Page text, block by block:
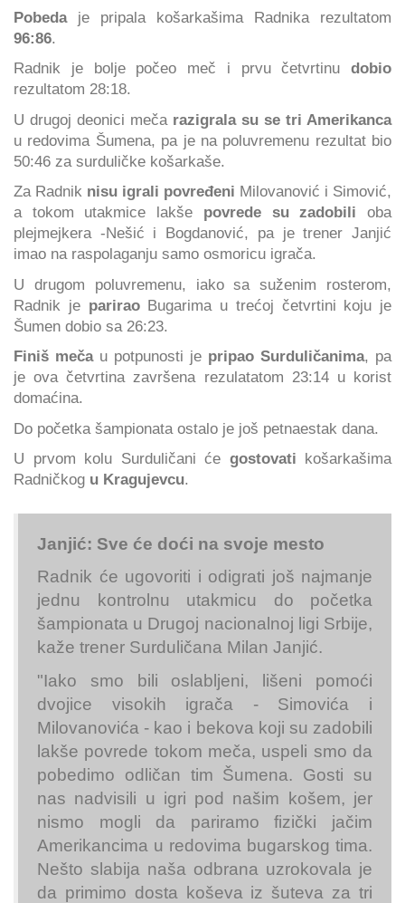
Pobedaje pripala košarkašima Radnika rezultatom
96:86.
Radnik je bolje počeo meč i prvu četvrtinu dobio
rezultatom 28:18.
U drugoj deonici meča razigrala su se tri Amerikanca
u redovima Šumena, pa je na poluvremenu rezultat bio
50:46 za surduličke košarkaše.
Za Radnik nisu igrali povređeni Milovanović i Simović,
a tokom utakmice lakše povrede su zadobili oba
plejmejkera -Nešić i Bogdanović, pa je trener Janjić
imao na raspolaganju samo osmoricu igrača.
U drugom poluvremenu, iako sa suženim rosterom,
Radnik je pariraoBugarima u trećoj četvrtini koju je
Šumen dobio sa 26:23.
Finiš mečau potpunosti je pripao Surduličanima, pa
je ova četvrtina završena rezulatatom 23:14 u korist
domaćina.
Do početka šampionata ostalo je još petnaestak dana.
U prvom kolu Surduličani će gostovati
košarkašima
Radničkog u Kragujevcu.
Janjić: Sve će doći na svoje mesto
Radnik će ugovoriti i odigrati još najmanje
jednu kontrolnu utakmicu do početka
šampionata u Drugoj nacionalnoj ligi Srbije,
kaže trener Surduličana Milan Janjić.
"Iako smo bili oslabljeni, lišeni pomoći
dvojice visokih igrača - Simovića i
Milovanovića - kao i bekova koji su zadobili
lakše povrede tokom meča, uspeli smo da
pobedimo odličan tim Šumena. Gosti su
nas nadvisili u igri pod našim košem, jer
nismo mogli da pariramo fizički jačim
Amerikancima u redovima bugarskog tima.
Nešto slabija naša odbrana uzrokovala je
da primimo dosta koševa iz šuteva za tri